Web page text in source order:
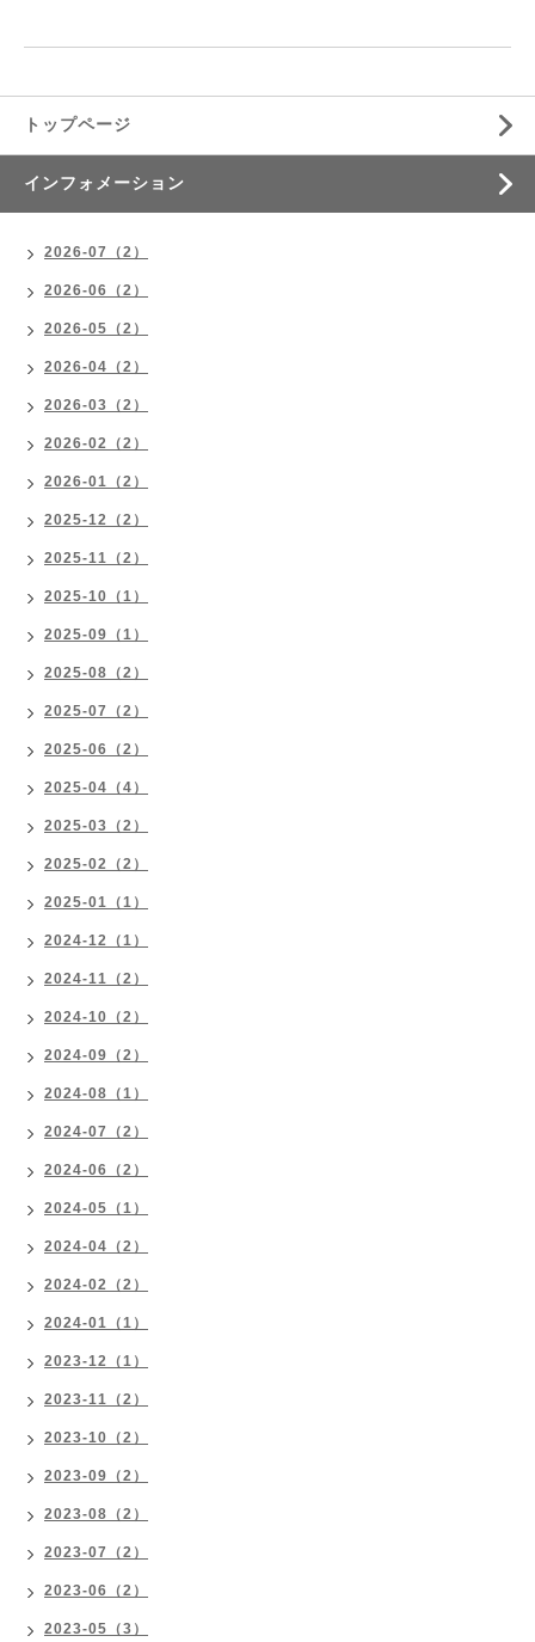
トップページ
インフォメーション
2026-07（2）
2026-06（2）
2026-05（2）
2026-04（2）
2026-03（2）
2026-02（2）
2026-01（2）
2025-12（2）
2025-11（2）
2025-10（1）
2025-09（1）
2025-08（2）
2025-07（2）
2025-06（2）
2025-04（4）
2025-03（2）
2025-02（2）
2025-01（1）
2024-12（1）
2024-11（2）
2024-10（2）
2024-09（2）
2024-08（1）
2024-07（2）
2024-06（2）
2024-05（1）
2024-04（2）
2024-02（2）
2024-01（1）
2023-12（1）
2023-11（2）
2023-10（2）
2023-09（2）
2023-08（2）
2023-07（2）
2023-06（2）
2023-05（3）